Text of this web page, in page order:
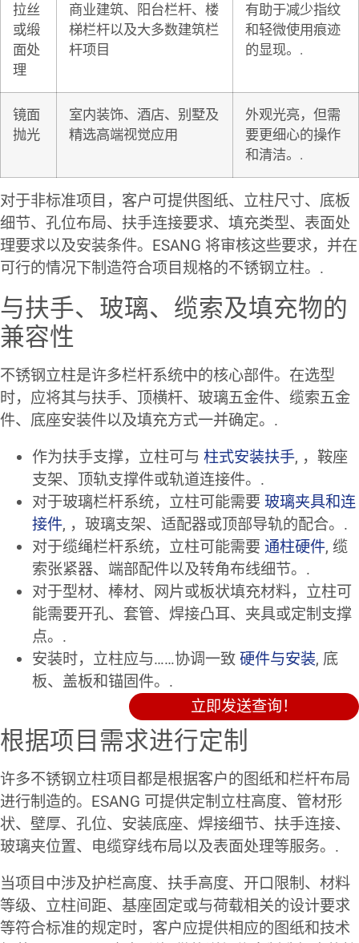
拉丝
或缎
面处
理
商业建筑、阳台栏杆、楼
梯栏杆以及大多数建筑栏
杆项目
有助于减少指纹
和轻微使用痕迹
的显现。.
镜面
抛光
室内装饰、酒店、别墅及
精选高端视觉应用
外观光亮，但需
要更细心的操作
和清洁。.
对于非标准项目，客户可提供图纸、立柱尺寸、底板
细节、孔位布局、扶手连接要求、填充类型、表面处
理要求以及安装条件。ESANG 将审核这些要求，并在
可行的情况下制造符合项目规格的不锈钢立柱。.
与扶手、玻璃、缆索及填充物的
兼容性
不锈钢立柱是许多栏杆系统中的核心部件。在选型
时，应将其与扶手、顶横杆、玻璃五金件、缆索五金
件、底座安装件以及填充方式一并确定。.
作为扶手支撑，立柱可与 柱式安装扶手, ，鞍座
支架、顶轨支撑件或轨道连接件。.
对于玻璃栏杆系统，立柱可能需要 玻璃夹具和连
接件, ，玻璃支架、适配器或顶部导轨的配合。.
对于缆绳栏杆系统，立柱可能需要 通柱硬件, 缆
索张紧器、端部配件以及转角布线细节。.
对于型材、棒材、网片或板状填充材料，立柱可
能需要开孔、套管、焊接凸耳、夹具或定制支撑
点。.
安装时，立柱应与……协调一致 硬件与安装, 底
板、盖板和锚固件。.
立即发送查询！
根据项目需求进行定制
许多不锈钢立柱项目都是根据客户的图纸和栏杆布局
进行制造的。ESANG 可提供定制立柱高度、管材形
状、壁厚、孔位、安装底座、焊接细节、扶手连接、
玻璃夹位置、电缆穿线布局以及表面处理等服务。.
当项目中涉及护栏高度、扶手高度、开口限制、材料
等级、立柱间距、基座固定或与荷载相关的设计要求
等符合标准的规定时，客户应提供相应的图纸和技术